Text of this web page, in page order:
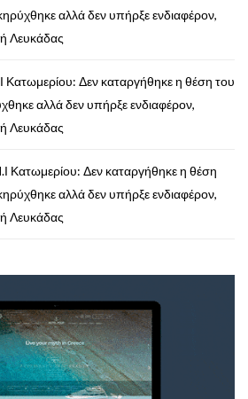
αλλά δεν υπήρξε ενδιαφέρον,
Λευκάδας
Κατωμερίου: Δεν καταργήθηκε η θέση του
αλλά δεν υπήρξε ενδιαφέρον,
Λευκάδας
Κατωμερίου: Δεν καταργήθηκε η θέση
αλλά δεν υπήρξε ενδιαφέρον,
Λευκάδας